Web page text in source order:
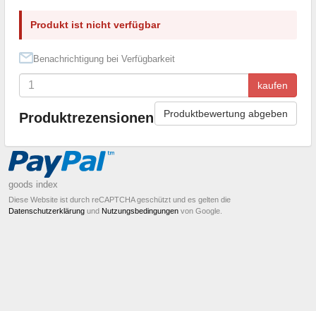
Produkt ist nicht verfügbar
Benachrichtigung bei Verfügbarkeit
kaufen
Produktrezensionen Produktbewertung abgeben
goods index
Diese Website ist durch reCAPTCHA geschützt und es gelten die
Datenschutzerklärung und Nutzungsbedingungen von Google.